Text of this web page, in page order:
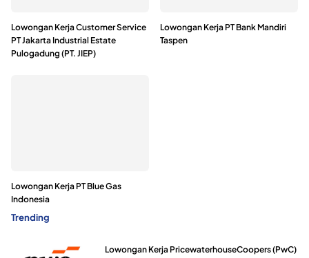
Lowongan Kerja Customer Service
PT Jakarta Industrial Estate
Pulogadung (PT. JIEP)
Lowongan Kerja PT Bank Mandiri
Taspen
Lowongan Kerja PT Blue Gas
Indonesia
Trending
Lowongan Kerja PricewaterhouseCoopers (PwC)